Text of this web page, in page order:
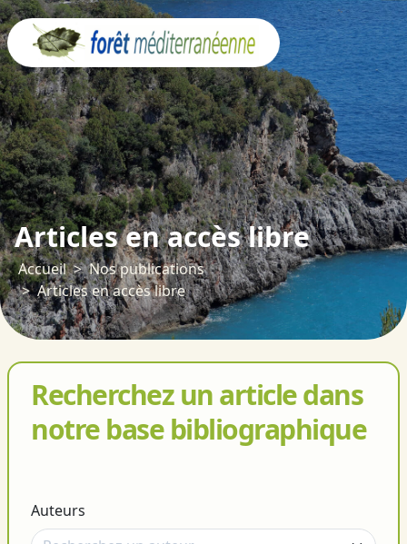
Articles en accès libre
Accueil
Nos publications
Articles en accès libre
Recherchez un article dans
notre base bibliographique
Auteurs
Panneau de gestion des cookies